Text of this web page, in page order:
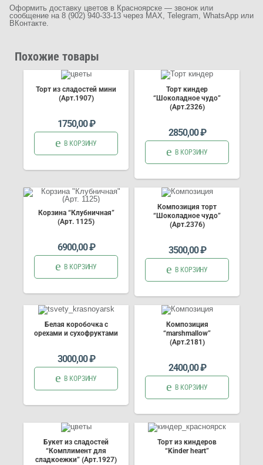
Оформить доставку цветов в Красноярске — звонок или
сообщение на 8 (902) 940-33-13 через MAX, Telegram, WhatsApp или
ВКонтакте.
Похожие товары
Торт из сладостей мини
(Арт.1907)
1750,00₽
В КОРЗИНУ
Торт киндер
“Шоколадное чудо”
(Арт.2326)
2850,00₽
В КОРЗИНУ
Корзина “Клубничная”
(Арт. 1125)
6900,00₽
В КОРЗИНУ
Композиция торт
“Шоколадное чудо”
(Арт.2376)
3500,00₽
В КОРЗИНУ
Белая коробочка с
орехами и сухофруктами
3000,00₽
В КОРЗИНУ
Композиция
“marshmallow”
(Арт.2181)
2400,00₽
В КОРЗИНУ
Букет из сладостей
“Комплимент для
сладкоежки” (Арт.1927)
Торт из киндеров
“Kinder heart”